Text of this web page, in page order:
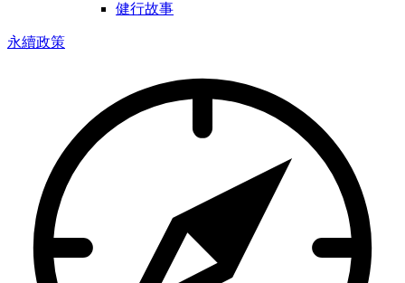
健行故事
永續政策